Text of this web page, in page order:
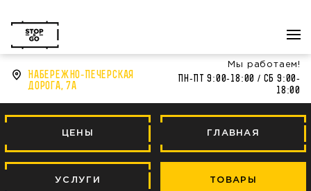
Набережно-Печерская
дорога, 7а
Мы работаем!
Пн-Пт 9:00-18:00 / Сб 9:00-
18:00
ЦЕНЫ ГЛАВНАЯ
УСЛУГИ ТОВАРЫ